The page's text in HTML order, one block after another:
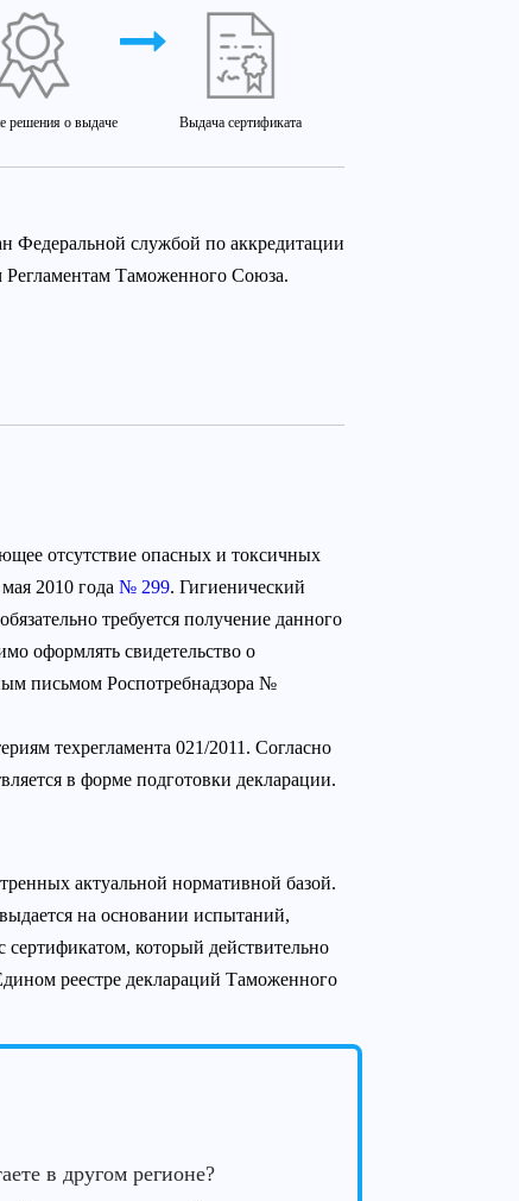
решения о выдаче Выдача сертификата
Федеральной службой по аккредитации
Регламентам Таможенного Союза.
отсутствие опасных и токсичных
2010 года № 299. Гигиенический
требуется получение данного
оформлять свидетельство о
письмом Роспотребнадзора №
техрегламента 021/2011. Согласно
в форме подготовки декларации.
актуальной нормативной базой.
на основании испытаний,
который действительно
реестре деклараций Таможенного
в другом регионе?